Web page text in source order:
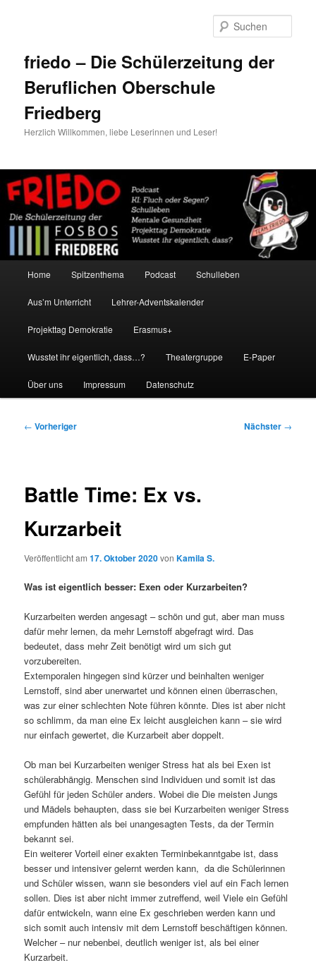
friedo – Die Schülerzeitung der
Beruflichen Oberschule
Friedberg
Herzlich Willkommen, liebe Leserinnen und Leser!
Home Spitzenthema Podcast Schulleben
Aus’m Unterricht Lehrer-Adventskalender
Projekttag Demokratie Erasmus+
Wusstet ihr eigentlich, dass…? Theatergruppe E-Paper
Über uns Impressum Datenschutz
Beitragsnavigation
← Vorheriger Nächster →
Battle Time: Ex vs.
Kurzarbeit
Veröffentlicht am17. Oktober 2020vonKamila S.
Was ist eigentlich besser: Exen oder Kurzarbeiten?
Kurzarbeiten werden angesagt – schön und gut, aber man muss
dafür mehr lernen, da mehr Lernstoff abgefragt wird. Das
bedeutet, dass mehr Zeit benötigt wird um sich gut
vorzubereiten.
Extemporalen hingegen sind kürzer und beinhalten weniger
Lernstoff, sind aber unerwartet und können einen überraschen,
was zur einer schlechten Note führen könnte. Dies ist aber nicht
so schlimm, da man eine Ex leicht ausgleichen kann – sie wird
nur einfach gewertet, die Kurzarbeit aber doppelt.
Ob man bei Kurzarbeiten weniger Stress hat als bei Exen ist
schülerabhängig. Menschen sind Individuen und somit ist das
Gefühl für jeden Schüler anders. Wobei die Die meisten Jungs
und Mädels behaupten, dass sie bei Kurzarbeiten weniger Stress
empfunden hätten als bei unangesagten Tests, da der Termin
bekannt sei.
Ein weiterer Vorteil einer exakten Terminbekanntgabe ist, dass
besser und intensiver gelernt werden kann, da die Schülerinnen
und Schüler wissen, wann sie besonders viel auf ein Fach lernen
sollen. Dies ist aber nicht immer zutreffend, weil Viele ein Gefühl
dafür entwickeln, wann eine Ex geschrieben werden kann und
sich somit auch intensiv mit dem Lernstoff beschäftigen können.
Welcher – nur nebenbei, deutlich weniger ist, als bei einer
Kurzarbeit.